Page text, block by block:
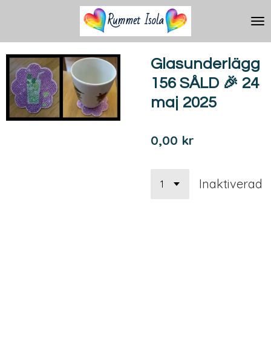
huvudinnehållet
Glasunderlägg
156 SÅLD 🎉 24
maj 2025
0,00 kr
Inaktiverad